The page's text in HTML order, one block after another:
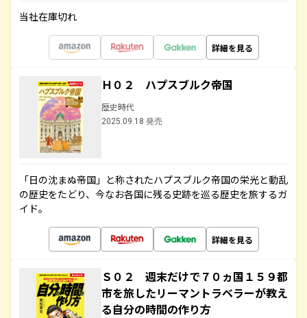
当社在庫切れ
詳細を見る
Ｈ０２ ハプスブルク帝国
歴史時代
2025.09.18 発売
「日の沈まぬ帝国」と称されたハプスブルク帝国の栄光と動乱
の歴史をたどり、今なお各国に残る史跡を巡る歴史を旅するガ
イド。
詳細を見る
Ｓ０２ 週末だけで７０ヵ国１５９都
市を旅したリーマントラベラーが教え
る自分の時間の作り方